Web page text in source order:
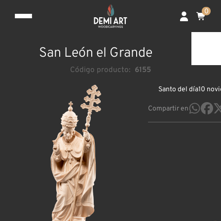
0
San León el Grande
Código producto: 6155
Santo del día10
Compartir en